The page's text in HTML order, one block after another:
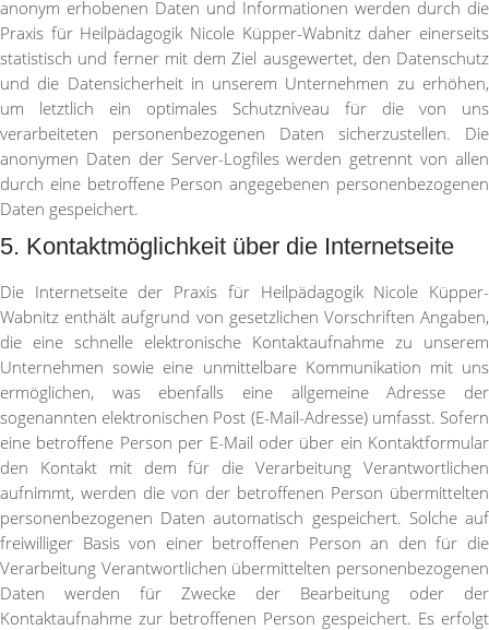
anonym erhobenen Daten und Informationen werden durch die
Praxis für Heilpädagogik Nicole Küpper-Wabnitz daher einerseits
statistisch und ferner mit dem Ziel ausgewertet, den Datenschutz
und die Datensicherheit in unserem Unternehmen zu erhöhen,
um letztlich ein optimales Schutzniveau für die von uns
verarbeiteten personenbezogenen Daten sicherzustellen. Die
anonymen Daten der Server-Logfiles werden getrennt von allen
durch eine betroffene Person angegebenen personenbezogenen
Daten gespeichert.
5. Kontaktmöglichkeit über die Internetseite
Die Internetseite der Praxis für Heilpädagogik Nicole Küpper-
Wabnitz enthält aufgrund von gesetzlichen Vorschriften Angaben,
die eine schnelle elektronische Kontaktaufnahme zu unserem
Unternehmen sowie eine unmittelbare Kommunikation mit uns
ermöglichen, was ebenfalls eine allgemeine Adresse der
sogenannten elektronischen Post (E-Mail-Adresse) umfasst. Sofern
eine betroffene Person per E-Mail oder über ein Kontaktformular
den Kontakt mit dem für die Verarbeitung Verantwortlichen
aufnimmt, werden die von der betroffenen Person übermittelten
personenbezogenen Daten automatisch gespeichert. Solche auf
freiwilliger Basis von einer betroffenen Person an den für die
Verarbeitung Verantwortlichen übermittelten personenbezogenen
Daten werden für Zwecke der Bearbeitung oder der
Kontaktaufnahme zur betroffenen Person gespeichert. Es erfolgt